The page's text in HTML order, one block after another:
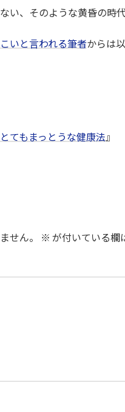
い、そのような黄昏の時
いと言われる筆者からは以
てもまっとうな健康法 』
せん。 ※ が付いている欄